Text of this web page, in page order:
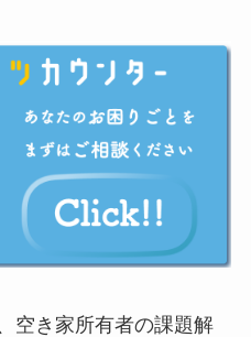
空き家所有者の課題解